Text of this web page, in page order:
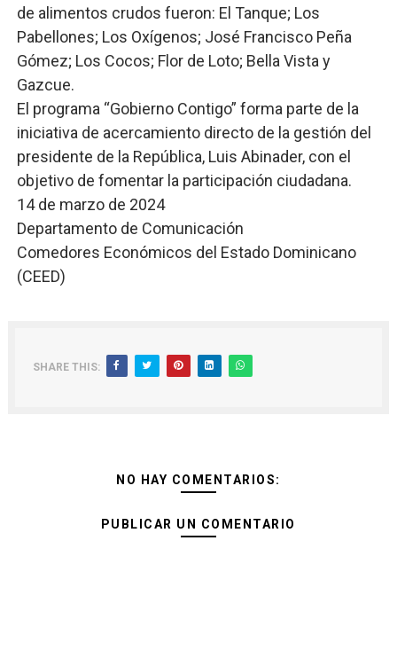
de alimentos crudos fueron: El Tanque; Los
Pabellones; Los Oxígenos; José Francisco Peña
Gómez; Los Cocos; Flor de Loto; Bella Vista y
Gazcue.
El programa “Gobierno Contigo” forma parte de la
iniciativa de acercamiento directo de la gestión del
presidente de la República, Luis Abinader, con el
objetivo de fomentar la participación ciudadana.
14 de marzo de 2024
Departamento de Comunicación
Comedores Económicos del Estado Dominicano
(CEED)
SHARE THIS:
NO HAY COMENTARIOS:
PUBLICAR UN COMENTARIO